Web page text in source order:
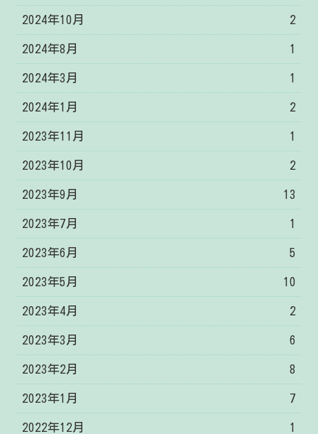
2024年10月 2
2024年8月 1
2024年3月 1
2024年1月 2
2023年11月 1
2023年10月 2
2023年9月 13
2023年7月 1
2023年6月 5
2023年5月 10
2023年4月 2
2023年3月 6
2023年2月 8
2023年1月 7
2022年12月 1